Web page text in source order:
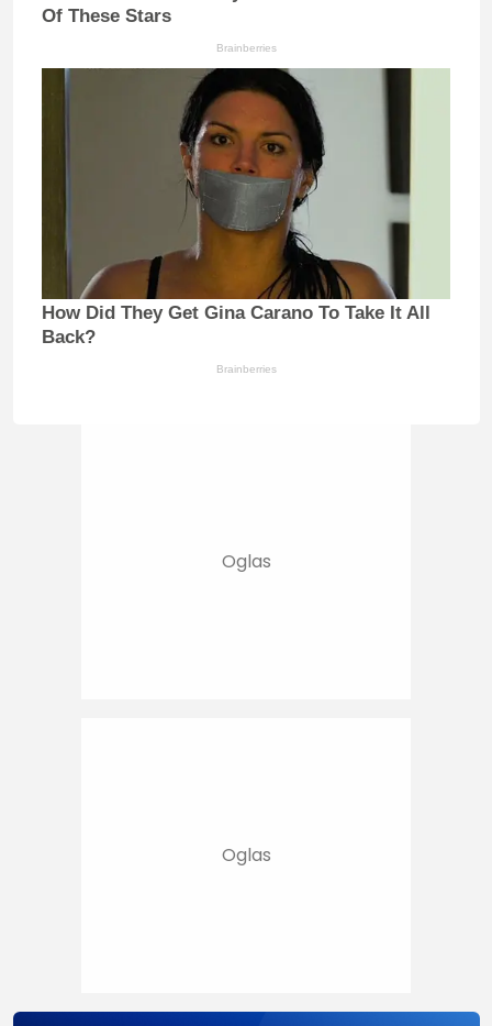
Of These Stars
Brainberries
How Did They Get Gina Carano To Take It All
Back?
Brainberries